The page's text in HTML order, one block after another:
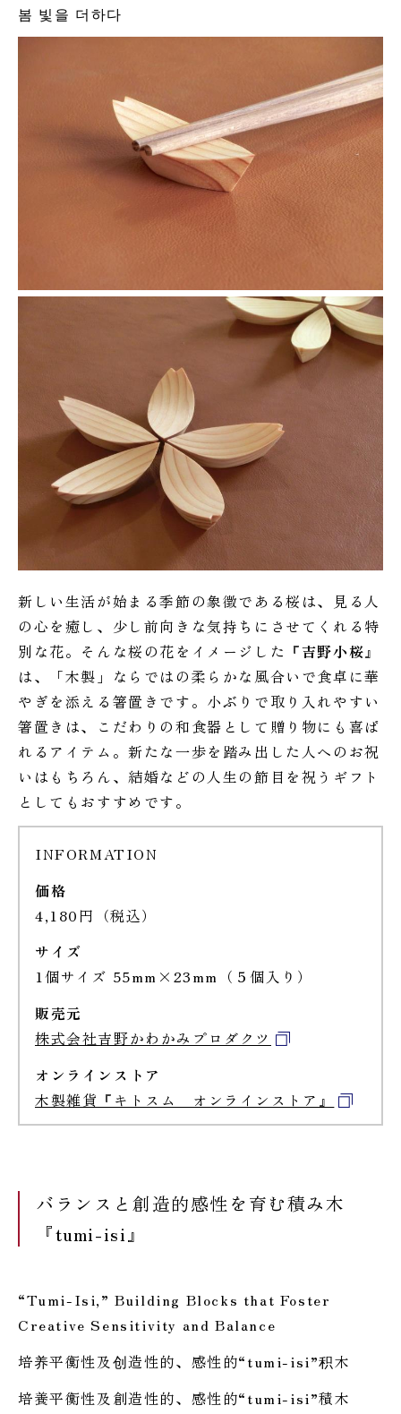
봄 빛을 더하다
新しい生活が始まる季節の象徴である桜は、見る人
の心を癒し、少し前向きな気持ちにさせてくれる特
別な花。そんな桜の花をイメージした『吉野小桜』
は、「木製」ならではの柔らかな風合いで食卓に華
やぎを添える箸置きです。小ぶりで取り入れやすい
箸置きは、こだわりの和食器として贈り物にも喜ば
れるアイテム。新たな一歩を踏み出した人へのお祝
いはもちろん、結婚などの人生の節目を祝うギフト
としてもおすすめです。
INFORMATION
価格
4,180円（税込）
サイズ
1個サイズ 55mm×23mm（５個入り）
販売元
株式会社吉野かわかみプロダクツ
オンラインストア
木製雑貨『キトスム オンラインストア』
バランスと創造的感性を育む積み木
『tumi-isi』
“Tumi-Isi,” Building Blocks that Foster
Creative Sensitivity and Balance
培养平衡性及创造性的、感性的“tumi-isi”积木
培養平衡性及創造性的、感性的“tumi-isi”積木